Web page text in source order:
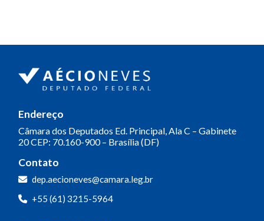
Endereço
Câmara dos Deputados Ed. Principal, Ala C – Gabinete
20CEP: 70.160-900 – Brasília (DF)
Contato
dep.aecioneves@camara.leg.br
+55 (61) 3215-5964